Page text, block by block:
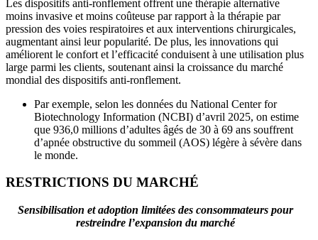
Les dispositifs anti-ronflement offrent une thérapie alternative
moins invasive et moins coûteuse par rapport à la thérapie par
pression des voies respiratoires et aux interventions chirurgicales,
augmentant ainsi leur popularité. De plus, les innovations qui
améliorent le confort et l’efficacité conduisent à une utilisation plus
large parmi les clients, soutenant ainsi la croissance du marché
mondial des dispositifs anti-ronflement.
Par exemple, selon les données du National Center for
Biotechnology Information (NCBI) d’avril 2025, on estime
que 936,0 millions d’adultes âgés de 30 à 69 ans souffrent
d’apnée obstructive du sommeil (AOS) légère à sévère dans
le monde.
RESTRICTIONS DU MARCHÉ
Sensibilisation et adoption limitées des consommateurs pour
restreindre l’expansion du marché